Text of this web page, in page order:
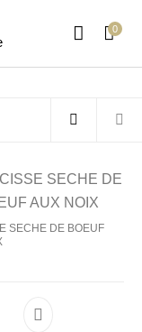
0
SECHE DE BOEUF